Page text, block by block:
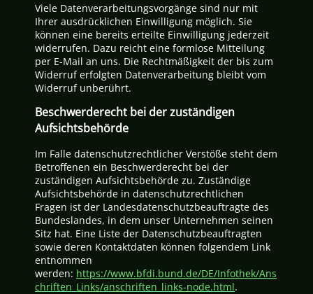
Viele Datenverarbeitungsvorgänge sind nur mit
Ihrer ausdrücklichen Einwilligung möglich. Sie
können eine bereits erteilte Einwilligung jederzeit
widerrufen. Dazu reicht eine formlose Mitteilung
per E-Mail an uns. Die Rechtmäßigkeit der bis zum
Widerruf erfolgten Datenverarbeitung bleibt vom
Widerruf unberührt.
Beschwerderecht bei der zuständigen
Aufsichtsbehörde
Im Falle datenschutzrechtlicher Verstöße steht dem
Betroffenen ein Beschwerderecht bei der
zuständigen Aufsichtsbehörde zu. Zuständige
Aufsichtsbehörde in datenschutzrechtlichen
Fragen ist der Landesdatenschutzbeauftragte des
Bundeslandes, in dem unser Unternehmen seinen
Sitz hat. Eine Liste der Datenschutzbeauftragten
sowie deren Kontaktdaten können folgendem Link
entnommen
werden: https://www.bfdi.bund.de/DE/Infothek/Ans
chriften_Links/anschriften_links-node.html.